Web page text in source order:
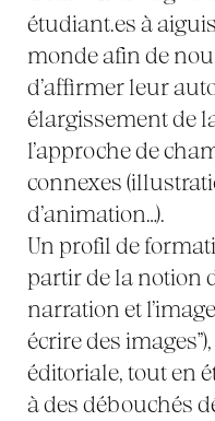
étudiant.es à
monde afin de
d’affirmer leur
élargissement de
l’approche de
connexes
d’animation…).
Un profil de
partir de la notion
narration et
écrire des
éditoriale, tout en
à des débouchés